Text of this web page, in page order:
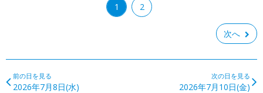
1 2
次へ
前の日を見る
2026年7月8日(水)
次の日を見る
2026年7月10日(金)